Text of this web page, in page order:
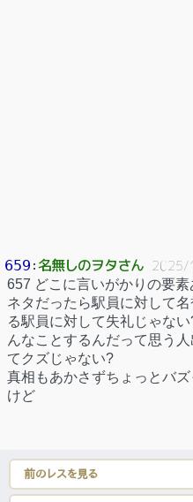
659 ：名無しのヲタさん 2025/
657 どこに言いがかりの要素
ネタだったら駅員に対して
る駅員に対して失礼じゃな
んなことするんだって思う
てクズじゃない?
真相もあかさずちょっとバ
けど
前のレスを見る